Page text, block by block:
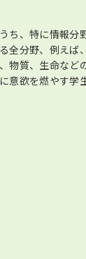
ち、特に情報分
全分野、例えば
物質、生命など
意欲を燃やす学